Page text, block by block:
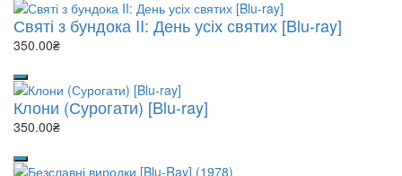
Святі з бундока II: День усіх святих [Blu-ray]
350.00₴
Клони (Сурогати) [Blu-ray]
350.00₴